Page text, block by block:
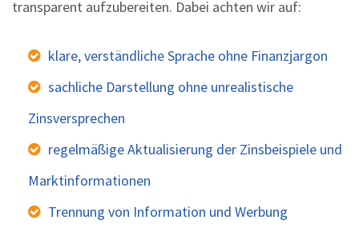
transparent aufzubereiten. Dabei achten wir auf:
klare, verständliche Sprache ohne Finanzjargon
sachliche Darstellung ohne unrealistische
Zinsversprechen
regelmäßige Aktualisierung der Zinsbeispiele und
Marktinformationen
Trennung von Information und Werbung